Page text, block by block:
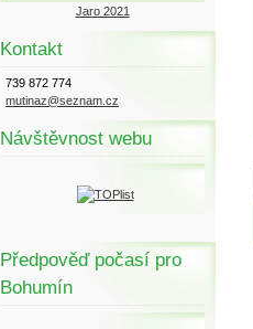
Jaro 2021
Kontakt
739 872 774
mutinaz@seznam.cz
Návštěvnost webu
Předpověď počasí pro
Bohumín